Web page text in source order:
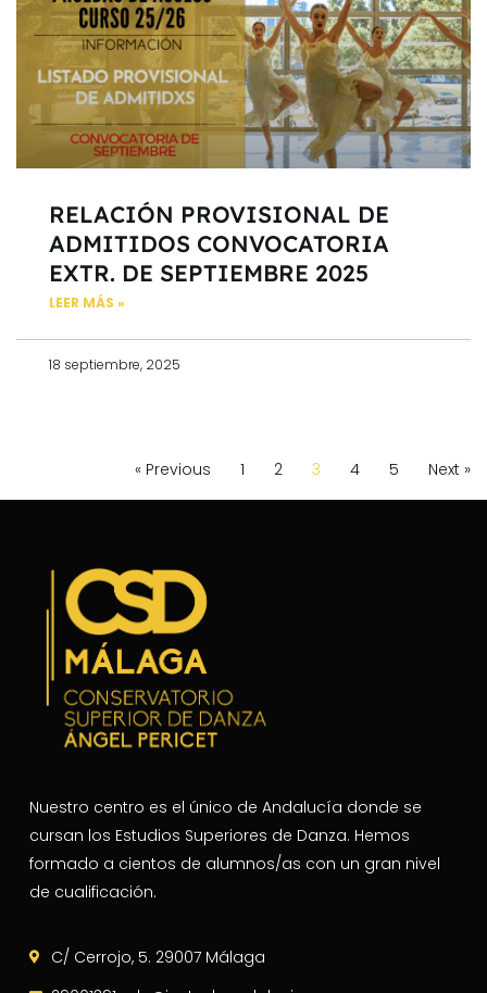
RELACIÓN PROVISIONAL DE
ADMITIDOS CONVOCATORIA
EXTR. DE SEPTIEMBRE 2025
LEER MÁS »
18 septiembre, 2025
« Previous 1 2 3 4 5 Next »
Nuestro centro es el único de Andalucía donde se
cursan los Estudios Superiores de Danza. Hemos
formado a cientos de alumnos/as con un gran nivel
de cualificación.
C/ Cerrojo, 5. 29007 Málaga